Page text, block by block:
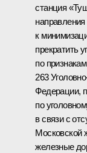
станция
к
прекратить
по
263
Федерации,
по
в связи с
Московской
железные